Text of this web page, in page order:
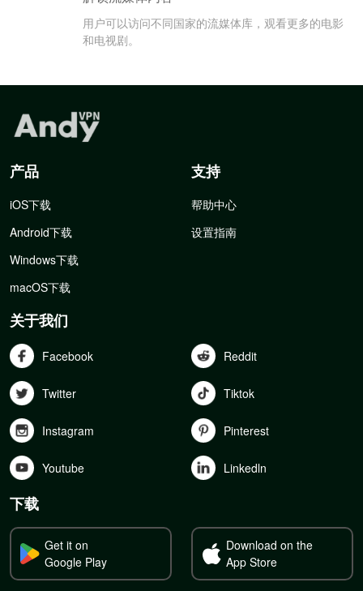
用户可以访问不同国家的流媒体库，观看更多的电影
和电视剧。
产品
iOS下载
Android下载
Windows下载
macOS下载
支持
帮助中心
设置指南
关于我们
Facebook Reddit
Twitter Tiktok
Instagram Pinterest
Youtube Linkedln
下载
Get it on
Google Play
Download on the
App Store